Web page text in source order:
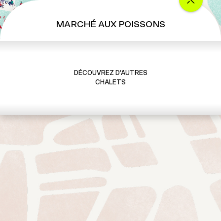
MARCHÉ AUX POISSONS
DÉCOUVREZ D’AUTRES
CHALETS